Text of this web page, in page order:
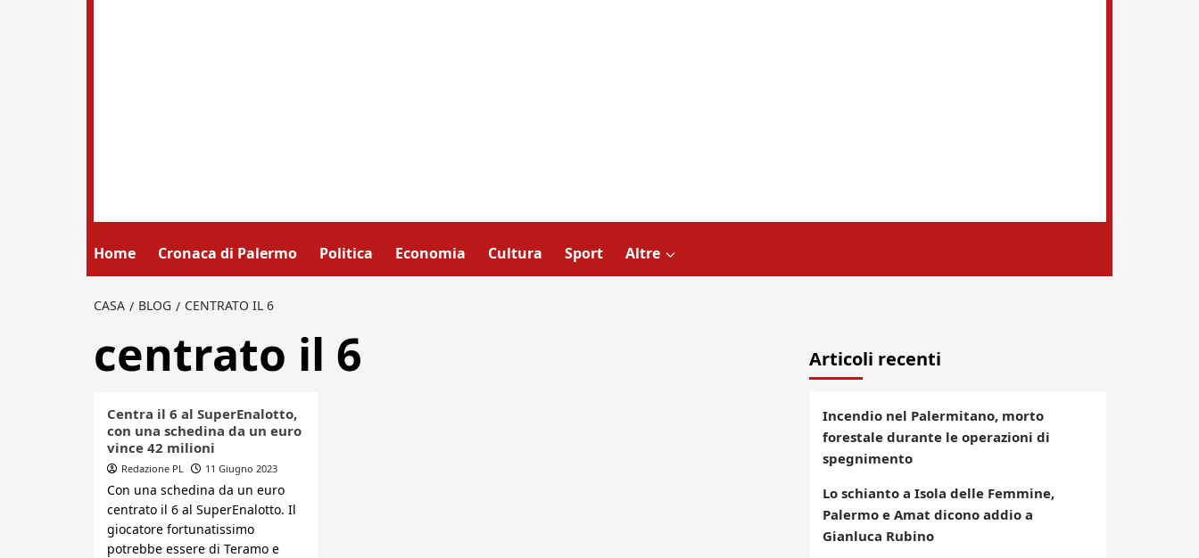
Home Cronaca di Palermo Politica Economia Cultura Sport Altre
CASA BLOG CENTRATO IL 6
centrato il 6
Centra il 6 al SuperEnalotto,
con una schedina da un euro
vince 42 milioni
Redazione PL 11 Giugno 2023
Con una schedina da un euro
centrato il 6 al SuperEnalotto. Il
giocatore fortunatissimo
potrebbe essere di Teramo e
Articoli recenti
Incendio nel Palermitano, morto
forestale durante le operazioni di
spegnimento
Lo schianto a Isola delle Femmine,
Palermo e Amat dicono addio a
Gianluca Rubino